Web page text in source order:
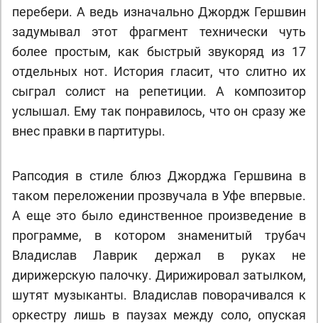
перебери. А ведь изначально Джордж Гершвин
задумывал этот фрагмент технически чуть
более простым, как быстрый звукоряд из 17
отдельных нот. История гласит, что слитно их
сыграл солист на репетиции. А композитор
услышал. Ему так понравилось, что он сразу же
внес правки в партитуры.
Рапсодия в стиле блюз Джорджа Гершвина в
таком переложении прозвучала в Уфе впервые.
А еще это было единственное произведение в
программе, в котором знаменитый трубач
Владислав Лаврик держал в руках не
дирижерскую палочку. Дирижировал затылком,
шутят музыканты. Владислав поворачивался к
оркестру лишь в паузах между соло, опуская